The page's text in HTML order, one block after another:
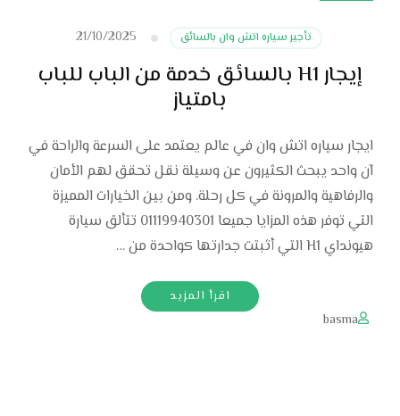
تأجير سياره اتش وان بالسائق 21/10/2025
إيجار H1 بالسائق خدمة من الباب للباب
بامتياز
ايجار سياره اتش وان في عالم يعتمد على السرعة والراحة في
آن واحد يبحث الكثيرون عن وسيلة نقل تحقق لهم الأمان
والرفاهية والمرونة في كل رحلة. ومن بين الخيارات المميزة
التي توفر هذه المزايا جميعا 01119940301 تتألق سيارة
هيونداي H1 التي أثبتت جدارتها كواحدة من …
اقرأ المزيد
basma